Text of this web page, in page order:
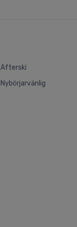
Afterski
Nybörjarvänlig